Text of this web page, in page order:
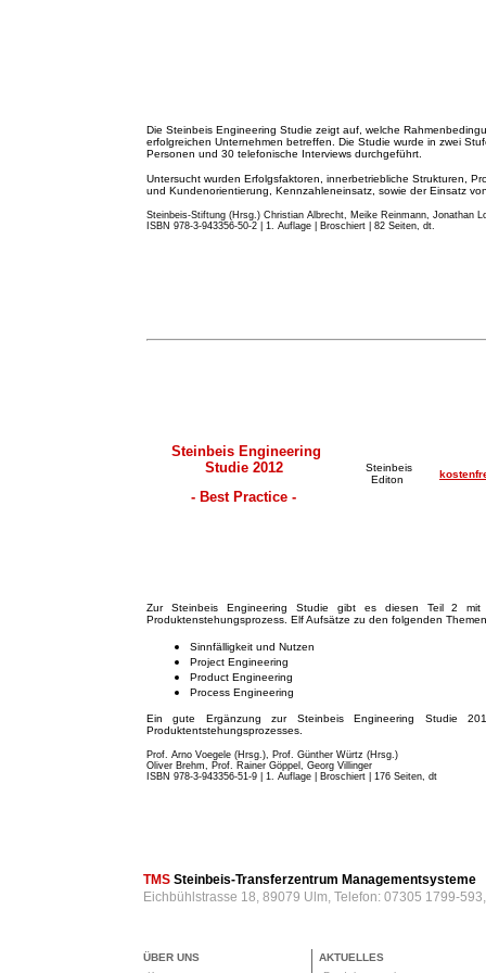
Die Steinbeis Engineering Studie zeigt auf, welche
erfolgreichen Unternehmen betreffen. Die Studie wurde in zwei
Personen und 30 telefonische Interviews durchgeführt.
Untersucht wurden Erfolgsfaktoren, innerbetriebliche Strukturen,
und Kundenorientierung, Kennzahleneinsatz, sowie der Einsatz
Steinbeis-Stiftung (Hrsg.) Christian Albrecht, Meike Reinmann, Jonathan
ISBN 978-3-943356-50-2 | 1. Auflage | Broschiert | 82 Seiten, dt.
Steinbeis Engineering
Studie 2012
- Best Practice -
Steinbeis
Editon
Zur Steinbeis Engineering Studie gibt es diesen Teil 2 mit
Produktenstehungsprozess. Elf Aufsätze zu den folgenden
Sinnfälligkeit und Nutzen
Project Engineering
Product Engineering
Process Engineering
Ein gute Ergänzung zur Steinbeis Engineering Studie
Produktentstehungsprozesses.
Prof. Arno Voegele (Hrsg.), Prof. Günther Würtz (Hrsg.)
Oliver Brehm, Prof. Rainer Göppel, Georg Villinger
ISBN 978-3-943356-51-9 | 1. Auflage | Broschiert
| 176 Seiten, dt
TMS Steinbeis-Transferzentrum Managementsysteme
Eichbühlstrasse 18, 89079 Ulm, Telefon: 07305 1799-
ÜBER UNS
AKTUELLES